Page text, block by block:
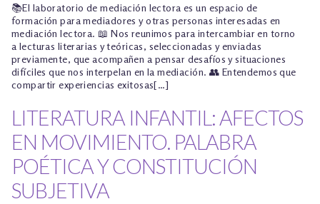
📚El laboratorio de mediación lectora es un espacio de
formación para mediadores y otras personas interesadas en
mediación lectora. 📖 Nos reunimos para intercambiar en torno
a lecturas literarias y teóricas, seleccionadas y enviadas
previamente, que acompañen a pensar desafíos y situaciones
difíciles que nos interpelan en la mediación. 👥 Entendemos que
compartir experiencias exitosas[…]
LITERATURA INFANTIL: AFECTOS
EN MOVIMIENTO. PALABRA
POÉTICA Y CONSTITUCIÓN
SUBJETIVA